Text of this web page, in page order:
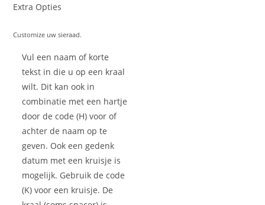
Extra Opties
Customize uw sieraad.
Vul een naam of korte
tekst in die u op een kraal
wilt. Dit kan ook in
combinatie met een hartje
door de code (H) voor of
achter de naam op te
geven. Ook een gedenk
datum met een kruisje is
mogelijk. Gebruik de code
(K) voor een kruisje. De